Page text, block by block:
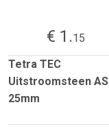
€ 1.15
Tetra TEC
Uitstroomsteen AS
25mm